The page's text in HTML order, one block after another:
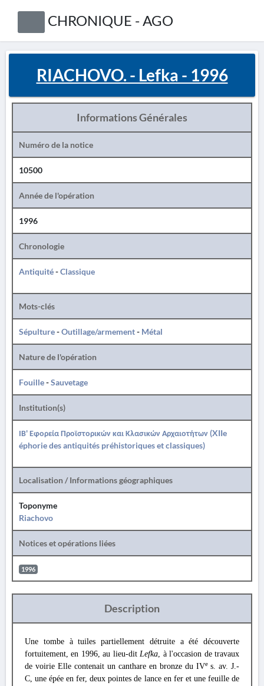
CHRONIQUE - AGO
RIACHOVO. - Lefka - 1996
Informations Générales
Numéro de la notice
10500
Année de l'opération
1996
Chronologie
Antiquité-Classique
Mots-clés
Sépulture-Outillage/armement- Métal
Nature de l'opération
Fouille-Sauvetage
Institution(s)
ΙΒ' Εφορεία Προϊστορικών και Κλασικών Αρχαιοτήτων (XIIe
éphorie des antiquités préhistoriques et classiques)
Localisation / Informations géographiques
Toponyme
Riachovo
Notices et opérations liées
1996
Description
Une tombe à tuiles partiellement détruite a été découverte
fortuitement, en 1996, au lieu-ditLefka, à l'occasion de travaux
de voirie Elle contenait un canthare en bronze du IVe s. av. J.-
C, une épée en fer, deux pointes de lance en fer et une feuille de